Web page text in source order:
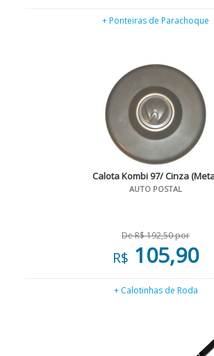
+ Ponteiras de Parachoque
Calota Kombi 97/ Cinza
AUTO POSTAL
De R$ 192,50 por
R$ 105,90
+ Calotinhas de Roda